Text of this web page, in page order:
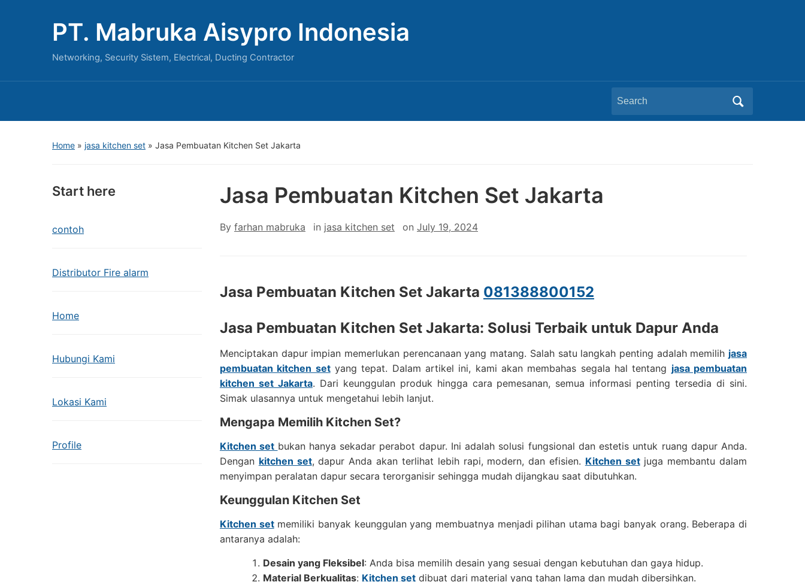
PT. Mabruka Aisypro Indonesia
Networking, Security Sistem, Electrical, Ducting Contractor
Search
for:
Home » jasa kitchen set » Jasa Pembuatan Kitchen Set Jakarta
Start here
contoh
Distributor Fire alarm
Home
Hubungi Kami
Lokasi Kami
Profile
Jasa Pembuatan Kitchen Set Jakarta
By farhan mabruka in jasa kitchen set on July 19, 2024
Jasa Pembuatan Kitchen Set Jakarta 081388800152
Jasa Pembuatan Kitchen Set Jakarta: Solusi Terbaik untuk Dapur Anda
Menciptakan dapur impian memerlukan perencanaan yang matang. Salah satu langkah penting adalah memilih jasa
pembuatan kitchen setyang tepat. Dalam artikel ini, kami akan membahas segala hal tentang jasa pembuatan
kitchen set Jakarta. Dari keunggulan produk hingga cara pemesanan, semua informasi penting tersedia di sini.
Simak ulasannya untuk mengetahui lebih lanjut.
Mengapa Memilih Kitchen Set?
Kitchen set bukan hanya sekadar perabot dapur. Ini adalah solusi fungsional dan estetis untuk ruang dapur Anda.
Dengan kitchen set, dapur Anda akan terlihat lebih rapi, modern, dan efisien. Kitchen setjuga membantu dalam
menyimpan peralatan dapur secara terorganisir sehingga mudah dijangkau saat dibutuhkan.
Keunggulan Kitchen Set
Kitchen setmemiliki banyak keunggulan yang membuatnya menjadi pilihan utama bagi banyak orang. Beberapa di
antaranya adalah:
Desain yang Fleksibel: Anda bisa memilih desain yang sesuai dengan kebutuhan dan gaya hidup.
Material Berkualitas: Kitchen set dibuat dari material yang tahan lama dan mudah dibersihkan.